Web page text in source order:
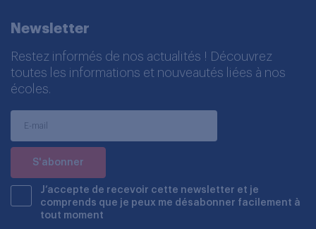
Newsletter
Restez informés de nos actualités ! Découvrez
toutes les informations et nouveautés liées à nos
écoles.
J’accepte de recevoir cette newsletter et je
comprends que je peux me désabonner facilement à
tout moment